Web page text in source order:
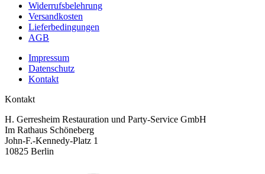
Widerrufsbelehrung
Versandkosten
Lieferbedingungen
AGB
Impressum
Datenschutz
Kontakt
Kontakt
H. Gerresheim Restauration und Party-Service GmbH
Im Rathaus Schöneberg
John-F.-Kennedy-Platz 1
10825 Berlin